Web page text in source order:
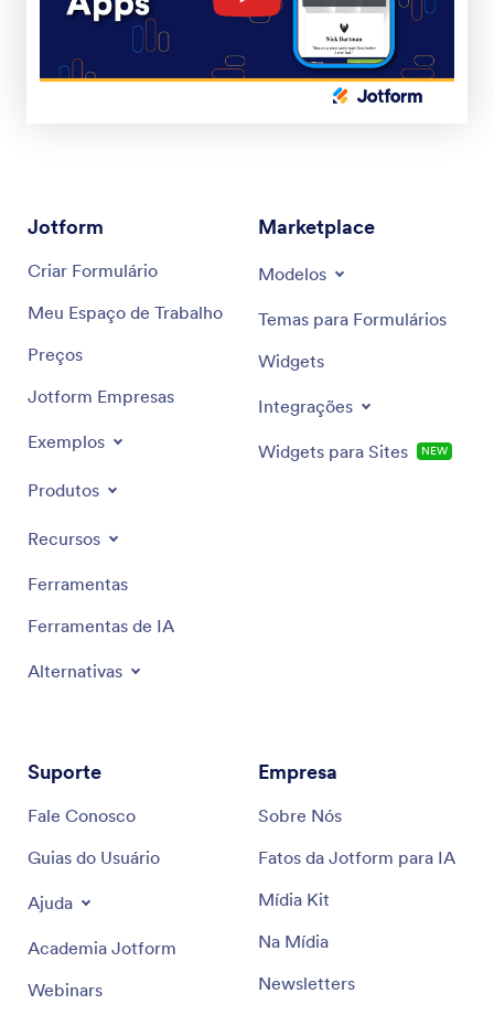
Jotform
Criar Formulário
Meu Espaço de Trabalho
Preços
Jotform Empresas
Exemplos
Produtos
Recursos
Ferramentas
Ferramentas de IA
Alternativas
Marketplace
Modelos
Temas para Formulários
Widgets
Integrações
Widgets para Sites NEW
Suporte
Fale Conosco
Guias do Usuário
Ajuda
Academia Jotform
Webinars
Empresa
Sobre Nós
Fatos da Jotform para IA
Mídia Kit
Na Mídia
Newsletters